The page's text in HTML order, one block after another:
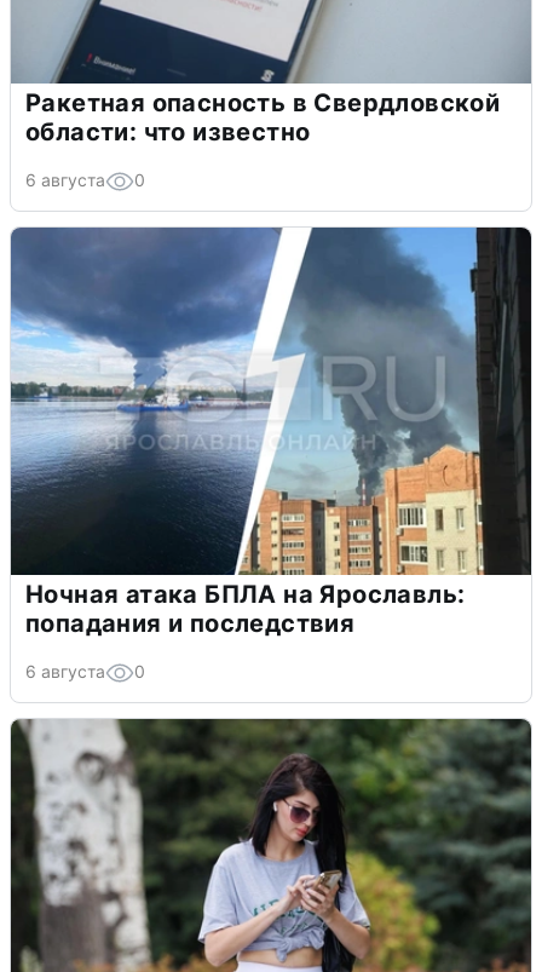
Ракетная опасность в Свердловской
области: что известно
6 августа 0
Ночная атака БПЛА на Ярославль:
попадания и последствия
6 августа 0